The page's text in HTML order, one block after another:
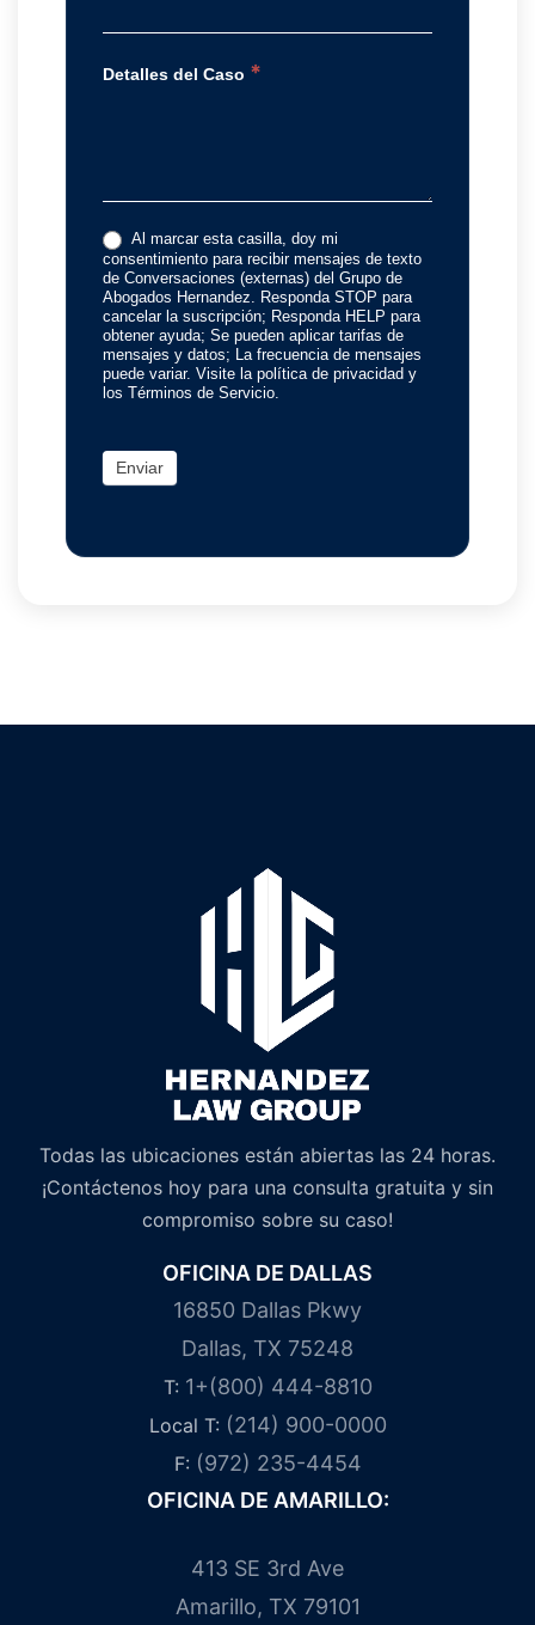
Detalles del Caso *
Al marcar esta casilla, doy mi
consentimiento para recibir mensajes de texto
de Conversaciones (externas) del Grupo de
Abogados Hernandez. Responda STOP para
cancelar la suscripción; Responda HELP para
obtener ayuda; Se pueden aplicar tarifas de
mensajes y datos; La frecuencia de mensajes
puede variar. Visite la política de privacidad y
los Términos de Servicio.
Enviar
Todas las ubicaciones están abiertas las 24 horas.
¡Contáctenos hoy para una consulta gratuita y sin
compromiso sobre su caso!
OFICINA DE DALLAS
16850 Dallas Pkwy
Dallas, TX 75248
T: 1+(800) 444-8810
Local T: (214) 900-0000
F: (972) 235-4454
OFICINA DE AMARILLO:
413 SE 3rd Ave
Amarillo, TX 79101